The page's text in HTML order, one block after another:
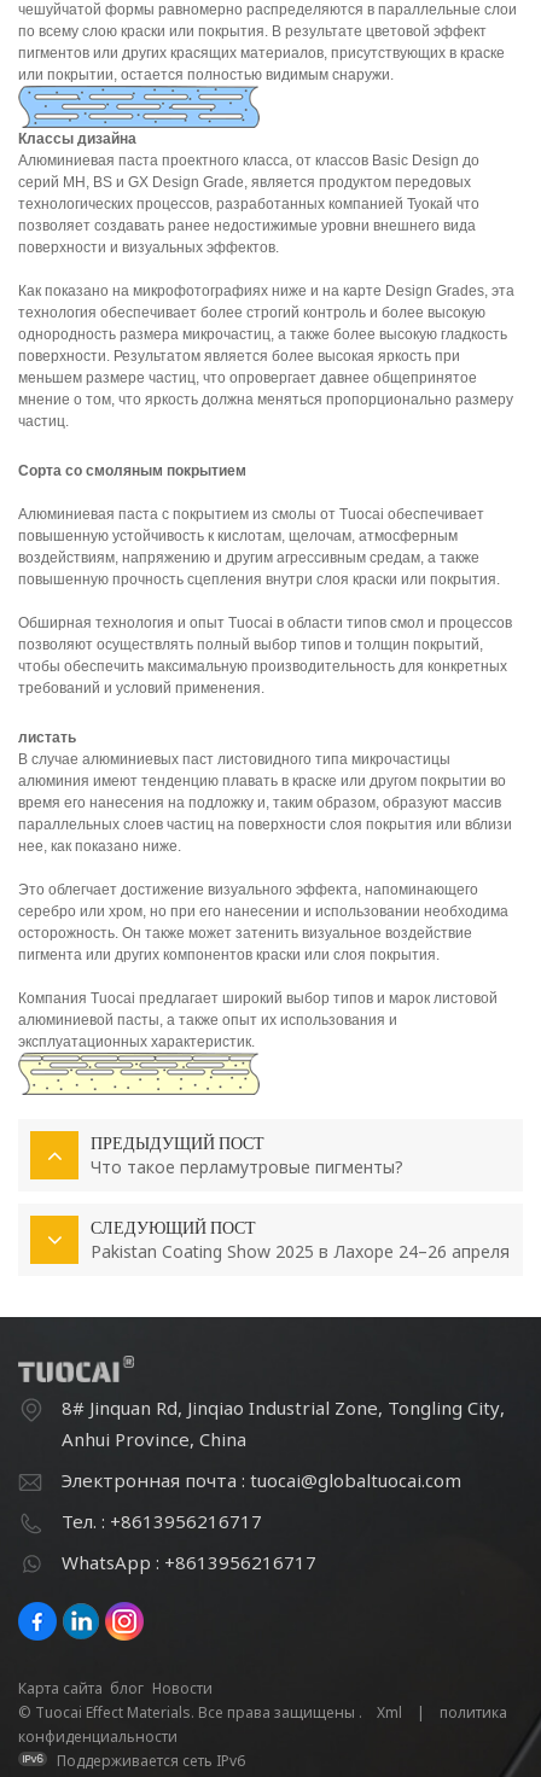
чешуйчатой формы равномерно распределяются в параллельные слои
по всему слою краски или покрытия. В результате цветовой эффект
пигментов или других красящих материалов, присутствующих в краске
или покрытии, остается полностью видимым снаружи.
Классы дизайна
Алюминиевая паста проектного класса, от классов Basic Design до
серий MH, BS и GX Design Grade, является продуктом передовых
технологических процессов, разработанных компанией Туокай что
позволяет создавать ранее недостижимые уровни внешнего вида
поверхности и визуальных эффектов.
Как показано на микрофотографиях ниже и на карте Design Grades, эта
технология обеспечивает более строгий контроль и более высокую
однородность размера микрочастиц, а также более высокую гладкость
поверхности. Результатом является более высокая яркость при
меньшем размере частиц, что опровергает давнее общепринятое
мнение о том, что яркость должна меняться пропорционально размеру
частиц.
Сорта со смоляным покрытием
Алюминиевая паста с покрытием из смолы от Tuocai обеспечивает
повышенную устойчивость к кислотам, щелочам, атмосферным
воздействиям, напряжению и другим агрессивным средам, а также
повышенную прочность сцепления внутри слоя краски или покрытия.
Обширная технология и опыт Tuocai в области типов смол и процессов
позволяют осуществлять полный выбор типов и толщин покрытий,
чтобы обеспечить максимальную производительность для конкретных
требований и условий применения.
листать
В случае алюминиевых паст листовидного типа микрочастицы
алюминия имеют тенденцию плавать в краске или другом покрытии во
время его нанесения на подложку и, таким образом, образуют массив
параллельных слоев частиц на поверхности слоя покрытия или вблизи
нее, как показано ниже.
Это облегчает достижение визуального эффекта, напоминающего
серебро или хром, но при его нанесении и использовании необходима
осторожность. Он также может затенить визуальное воздействие
пигмента или других компонентов краски или слоя покрытия.
Компания Tuocai предлагает широкий выбор типов и марок листовой
алюминиевой пасты, а также опыт их использования и
эксплуатационных характеристик.
ПРЕДЫДУЩИЙ ПОСТ
Что такое перламутровые пигменты?
СЛЕДУЮЩИЙ ПОСТ
Pakistan Coating Show 2025 в Лахоре 24–26 апреля
8# Jinquan Rd, Jinqiao Industrial Zone, Tongling City,
Anhui Province, China
Электронная почта : tuocai@globaltuocai.com
Тел. : +8613956216717
WhatsApp : +8613956216717
Карта сайта блог Новости
© Tuocai Effect Materials. Все права защищены .
Xml |
политика
конфиденциальности
Поддерживается сеть IPv6